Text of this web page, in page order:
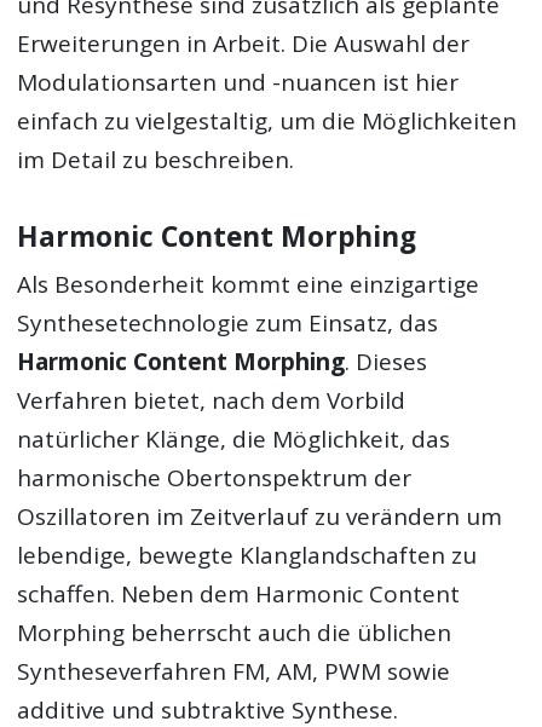
Erweiterungen in Arbeit. Die Auswahl der
Modulationsarten und -nuancen ist hier
einfach zu vielgestaltig, um die Möglichkeiten
im Detail zu beschreiben.
Harmonic Content Morphing
Als Besonderheit kommt eine einzigartige
Synthesetechnologie zum Einsatz, das
Harmonic Content Morphing. Dieses
Verfahren bietet, nach dem Vorbild
natürlicher Klänge, die Möglichkeit, das
harmonische Obertonspektrum der
Oszillatoren im Zeitverlauf zu verändern um
lebendige, bewegte Klanglandschaften zu
schaffen. Neben dem Harmonic Content
Morphing beherrscht auch die üblichen
Syntheseverfahren FM, AM, PWM sowie
additive und subtraktive Synthese.